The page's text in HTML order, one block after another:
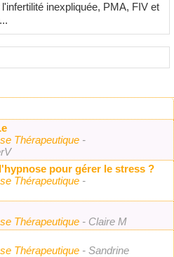
l'infertilité inexpliquée, PMA, FIV et
Thérapeutique -
pour gérer le stress ?
Thérapeutique -
Thérapeutique - Claire M
Thérapeutique - Sandrine